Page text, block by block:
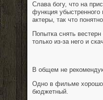
Слава богу, что на
функция убыстренного
актеры, так что
Попытка снять
только из-за него и
В общем не
Одно в фильме хорошо
бюджетный.